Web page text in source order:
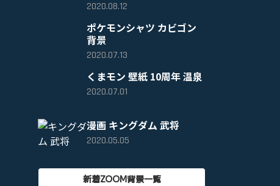
2020.08.12
ポケモンシャツ カビゴン
背景
2020.07.13
くまモン 壁紙 10周年 温泉
2020.07.01
漫画 キングダム 武将
2020.05.05
新着ZOOM背景一覧